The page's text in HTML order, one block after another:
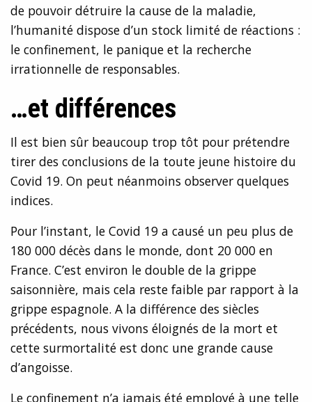
de pouvoir détruire la cause de la maladie,
l’humanité dispose d’un stock limité de réactions :
le confinement, le panique et la recherche
irrationnelle de responsables.
…et différences
Il est bien sûr beaucoup trop tôt pour prétendre
tirer des conclusions de la toute jeune histoire du
Covid 19. On peut néanmoins observer quelques
indices.
Pour l’instant, le Covid 19 a causé un peu plus de
180 000 décès dans le monde, dont 20 000 en
France. C’est environ le double de la grippe
saisonnière, mais cela reste faible par rapport à la
grippe espagnole. A la différence des siècles
précédents, nous vivons éloignés de la mort et
cette surmortalité est donc une grande cause
d’angoisse.
Le confinement n’a jamais été employé à une telle